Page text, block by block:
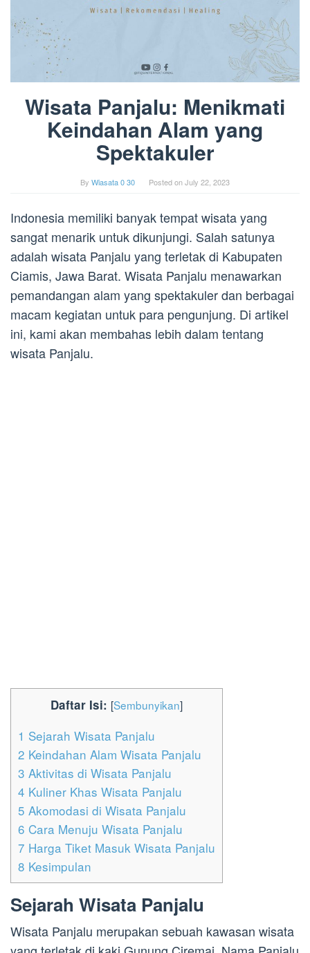
Wisata Panjalu: Menikmati
Keindahan Alam yang
Spektakuler
By Wiasata 0 30 Posted onJuly 22, 2023
Indonesia memiliki banyak tempat wisata yang
sangat menarik untuk dikunjungi. Salah satunya
adalah wisata Panjalu yang terletak di Kabupaten
Ciamis, Jawa Barat. Wisata Panjalu menawarkan
pemandangan alam yang spektakuler dan berbagai
macam kegiatan untuk para pengunjung. Di artikel
ini, kami akan membahas lebih dalam tentang
wisata Panjalu.
Daftar Isi: [Sembunyikan]
1 Sejarah Wisata Panjalu
2 Keindahan Alam Wisata Panjalu
3 Aktivitas di Wisata Panjalu
4 Kuliner Khas Wisata Panjalu
5 Akomodasi di Wisata Panjalu
6 Cara Menuju Wisata Panjalu
7 Harga Tiket Masuk Wisata Panjalu
8 Kesimpulan
Sejarah Wisata Panjalu
Wisata Panjalu merupakan sebuah kawasan wisata